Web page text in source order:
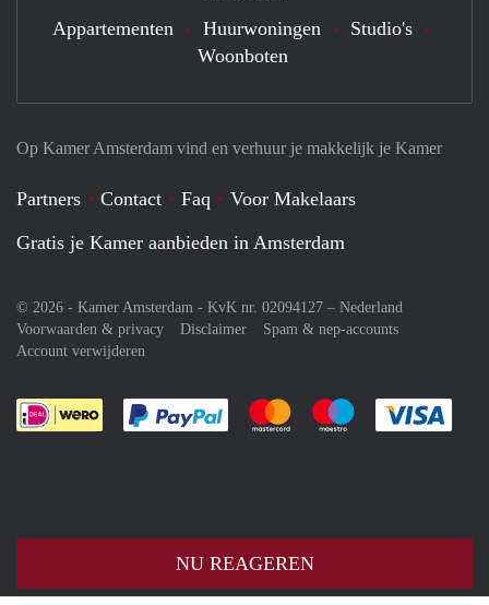
NU REAGEREN
Op Kamer Amsterdam vind en verhuur je makkelijk je Kamer
Partners Contact Faq
Voor Makelaars
Gratis je Kamer aanbieden in Amsterdam
© 2026 - Kamer Amsterdam - KvK nr. 02094127 – Nederland
Voorwaarden & privacy
Disclaimer
Spam & nep-accounts
Account verwijderen
Je rekent gemakkelijk af met Paypal
Je rekent gemakkelijk af met
Je rekent
Appartementen Huurwoningen
Studio's
Woonboten